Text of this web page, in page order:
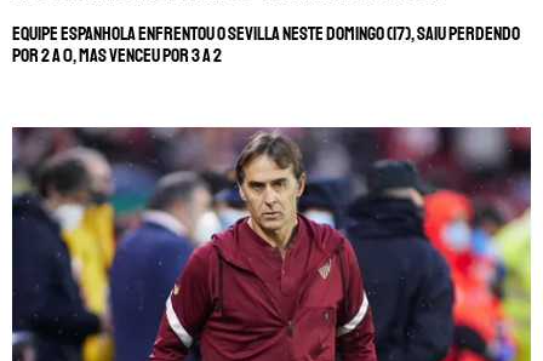
Equipe espanhola enfrentou o Sevilla neste domingo (17), saiu perdendo
por 2 a 0, mas venceu por 3 a 2